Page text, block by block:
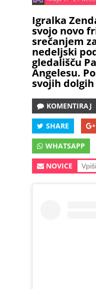
Igralka
svojo novo
srečanjem
nedeljski
gledališču
Angelesu.
svojih
KOMENTIRAJ
SHARE
WHATSAPP
NOVICE